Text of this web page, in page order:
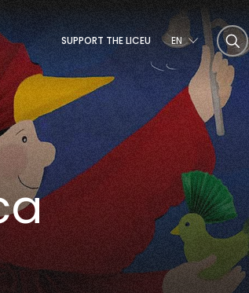
SUPPORT THE LICEU EN